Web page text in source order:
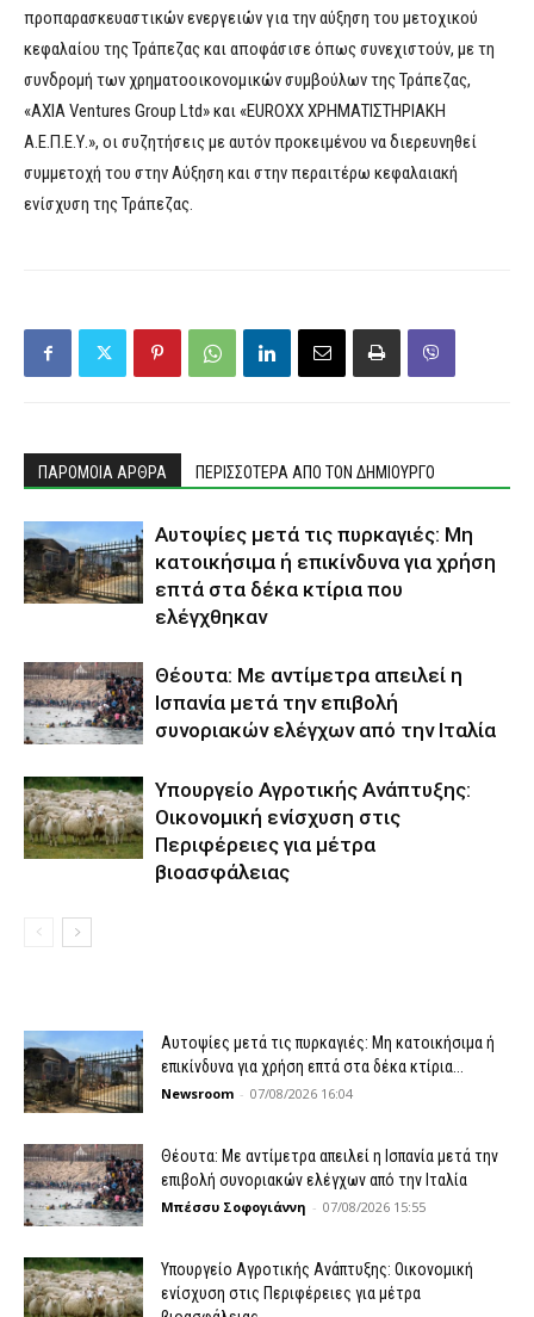
προπαρασκευαστικών ενεργειών για την αύξηση του μετοχικού
κεφαλαίου της Τράπεζας και αποφάσισε όπως συνεχιστούν, με τη
συνδρομή των χρηματοοικονομικών συμβούλων της Τράπεζας,
«AXIA Ventures Group Ltd» και «EUROXX ΧΡΗΜΑΤΙΣΤΗΡΙΑΚΗ
Α.Ε.Π.Ε.Υ.», οι συζητήσεις με αυτόν προκειμένου να διερευνηθεί
συμμετοχή του στην Αύξηση και στην περαιτέρω κεφαλαιακή
ενίσχυση της Τράπεζας.
ΠΑΡΟΜΟΙΑ ΑΡΘΡΑ ΠΕΡΙΣΣΟΤΕΡΑ ΑΠΟ ΤΟΝ ΔΗΜΙΟΥΡΓΟ
Αυτοψίες μετά τις πυρκαγιές: Μη
κατοικήσιμα ή επικίνδυνα για χρήση
επτά στα δέκα κτίρια που
ελέγχθηκαν
Θέουτα: Με αντίμετρα απειλεί η
Ισπανία μετά την επιβολή
συνοριακών ελέγχων από την Ιταλία
Υπουργείο Αγροτικής Ανάπτυξης:
Οικονομική ενίσχυση στις
Περιφέρειες για μέτρα
βιοασφάλειας
Αυτοψίες μετά τις πυρκαγιές: Μη κατοικήσιμα ή
επικίνδυνα για χρήση επτά στα δέκα κτίρια...
Newsroom - 07/08/2026 16:04
Θέουτα: Με αντίμετρα απειλεί η Ισπανία μετά την
επιβολή συνοριακών ελέγχων από την Ιταλία
Μπέσσυ Σοφογιάννη - 07/08/2026 15:55
Υπουργείο Αγροτικής Ανάπτυξης: Οικονομική
ενίσχυση στις Περιφέρειες για μέτρα